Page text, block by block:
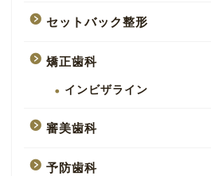
セットバック整形
矯正歯科
インビザライン
審美歯科
予防歯科